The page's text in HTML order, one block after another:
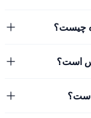
چیست؟
است؟
است؟